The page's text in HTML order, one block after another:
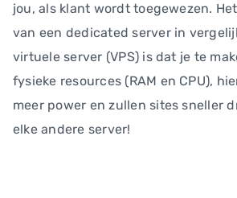
jou, als klant wordt toegewezen.
van een dedicated server in
virtuele server (VPS) is dat je te
fysieke resources (RAM en CPU),
meer power en zullen sites sneller
elke andere server!